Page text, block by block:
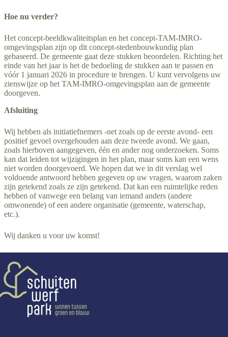
Hoe nu verder?
Het concept-beeldkwaliteitsplan en het concept-TAM-IMRO-
omgevingsplan zijn op dit concept-stedenbouwkundig plan
gebaseerd. De gemeente gaat deze stukken beoordelen. Richting het
einde van het jaar is het de bedoeling de stukken aan te passen en
vóór 1 januari 2026 in procedure te brengen. U kunt vervolgens uw
zienswijze op het TAM-IMRO-omgevingsplan aan de gemeente
doorgeven.
Afsluiting
Wij hebben als initiatiefnemers -net zoals op de eerste avond- een
positief gevoel overgehouden aan deze tweede avond. We gaan,
zoals hierboven aangegeven, één en ander nog onderzoeken. Soms
kan dat leiden tot wijzigingen in het plan, maar soms kan een wens
niet worden doorgevoerd. We hopen dat we in dit verslag wel
voldoende antwoord hebben gegeven op uw vragen, waarom zaken
zijn getekend zoals ze zijn getekend. Dat kan een ruimtelijke reden
hebben of vanwege een belang van iemand anders (andere
omwonende) of een andere organisatie (gemeente, waterschap,
etc.).
Wij danken u voor uw komst!